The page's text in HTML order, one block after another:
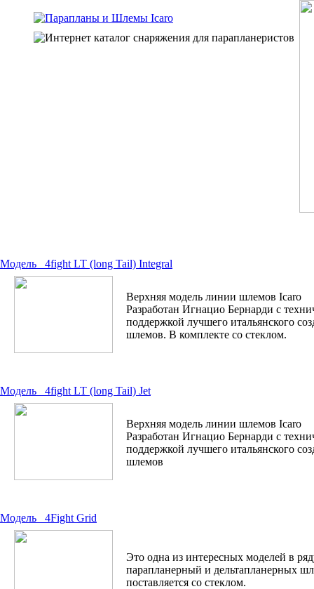
Модель 4fight LT (long Tail) Integral
Верхняя модель линии шлемов Icaro
Разработан Игнацио Бернарди с
поддержкой лучшего итальянского
шлемов. В комплекте со стеклом.
Модель 4fight LT (long Tail) Jet
Верхняя модель линии шлемов Icaro
Разработан Игнацио Бернарди с
поддержкой лучшего итальянского
шлемов
Модель 4Fight Grid
Это одна из интересных моделей в
парапланерный и дельтапланерных
поставляется со стеклом.